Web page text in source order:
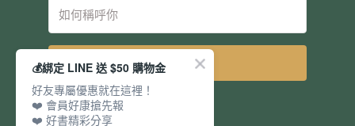
立即訂閱
💰綁定 LINE 送 $50 購物金
好友專屬優惠就在這裡！
❤️ 會員好康搶先報
❤️ 好書精彩分享